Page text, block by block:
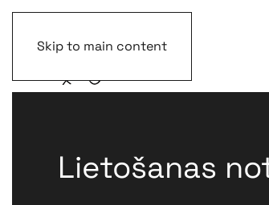
Skip to main content
Lietošanas